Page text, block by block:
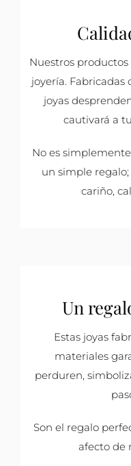
Nuestros
joyería. Fabricadas
joyas
cautivará a
No es
un simple
cariño,
Un
Estas joyas
materiales
perduren,
Son el regalo
afecto de